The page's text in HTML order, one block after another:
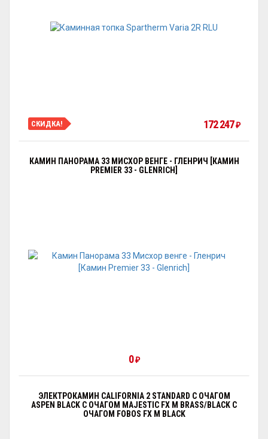
СКИДКА! 172 247₽
КАМИН ПАНОРАМА 33 МИСХОР ВЕНГЕ - ГЛЕНРИЧ [КАМИН
PREMIER 33 - GLENRICH]
0₽
ЭЛЕКТРОКАМИН CALIFORNIA 2 STANDARD С ОЧАГОМ
АSPEN BLACK С ОЧАГОМ MAJESTIC FX M BRASS/BLACK С
ОЧАГОМ FOBOS FX M BLACK